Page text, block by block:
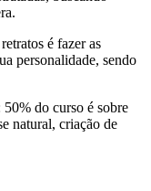
é fazer as
personalidade, sendo
do curso é sobre
natural, criação de